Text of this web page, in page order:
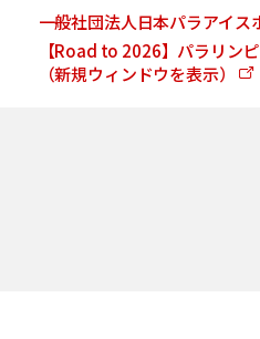
一般社団法人日本パラアイス
【Road to 2026】パラリン
（新規ウィンドウを表示）